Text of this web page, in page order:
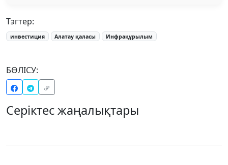
Тэгтер:
инвестиция Алатау қаласы Инфрақұрылым
БӨЛІСУ:
Серіктес жаңалықтары